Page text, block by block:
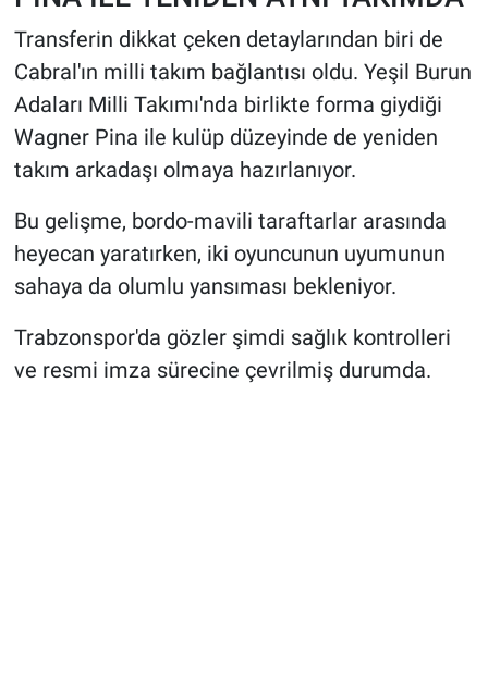
Transferin dikkat çeken detaylarından biri de
Cabral'ın milli takım bağlantısı oldu. Yeşil Burun
Adaları Milli Takımı'nda birlikte forma giydiği
Wagner Pina ile kulüp düzeyinde de yeniden
takım arkadaşı olmaya hazırlanıyor.
Bu gelişme, bordo-mavili taraftarlar arasında
heyecan yaratırken, iki oyuncunun uyumunun
sahaya da olumlu yansıması bekleniyor.
Trabzonspor'da gözler şimdi sağlık kontrolleri
ve resmi imza sürecine çevrilmiş durumda.